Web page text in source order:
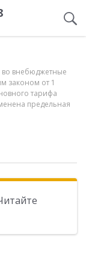
во внебюджетные
законом от 1
тарифа
предельная